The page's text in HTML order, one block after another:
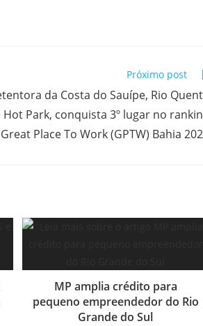
Próximo post
da Costa do Sauípe, Rio
Hot Park, conquista 3º lugar no
Great Place To Work (GPTW) Bahia
MP amplia crédito para
pequeno empreendedor do Rio
Grande do Sul